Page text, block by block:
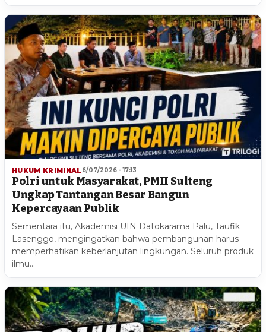
HUKUM KRIMINAL 6/07/2026 - 17:13
Polri untuk Masyarakat, PMII Sulteng
Ungkap Tantangan Besar Bangun
Kepercayaan Publik
Sementara itu, Akademisi UIN Datokarama Palu, Taufik
Lasenggo, mengingatkan bahwa pembangunan harus
memperhatikan keberlanjutan lingkungan. Seluruh produk
ilmu…